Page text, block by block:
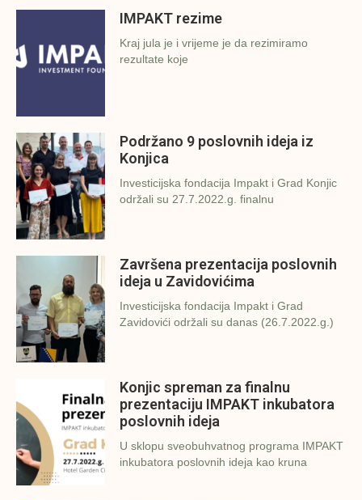
IMPAKT rezime
Kraj jula je i vrijeme je da rezimiramo
rezultate koje
Podržano 9 poslovnih ideja iz
Konjica
Investicijska fondacija Impakt i Grad Konjic
održali su 27.7.2022.g. finalnu
Završena prezentacija poslovnih
ideja u Zavidovićima
Investicijska fondacija Impakt i Grad
Zavidovići održali su danas (26.7.2022.g.)
Konjic spreman za finalnu
prezentaciju IMPAKT inkubatora
poslovnih ideja
U sklopu sveobuhvatnog programa IMPAKT
inkubatora poslovnih ideja kao kruna